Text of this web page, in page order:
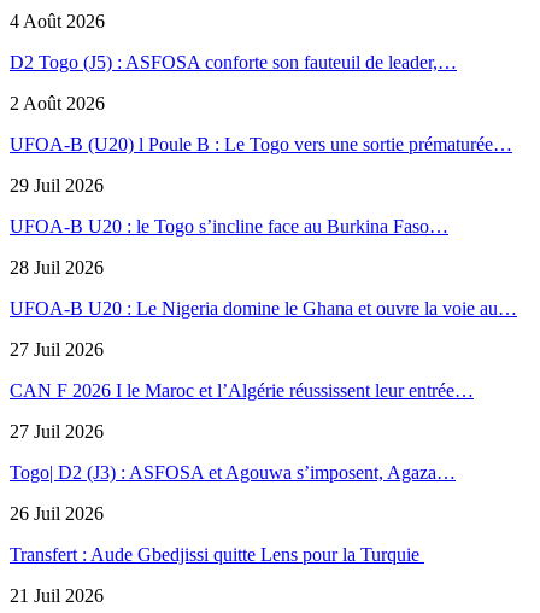
4 Août 2026
D2 Togo (J5) : ASFOSA conforte son fauteuil de leader,…
2 Août 2026
UFOA-B (U20) l Poule B : Le Togo vers une sortie prématurée…
29 Juil 2026
UFOA-B U20 : le Togo s’incline face au Burkina Faso…
28 Juil 2026
UFOA-B U20 : Le Nigeria domine le Ghana et ouvre la voie au…
27 Juil 2026
CAN F 2026 I le Maroc et l’Algérie réussissent leur entrée…
27 Juil 2026
Togo| D2 (J3) : ASFOSA et Agouwa s’imposent, Agaza…
26 Juil 2026
Transfert : Aude Gbedjissi quitte Lens pour la Turquie
21 Juil 2026